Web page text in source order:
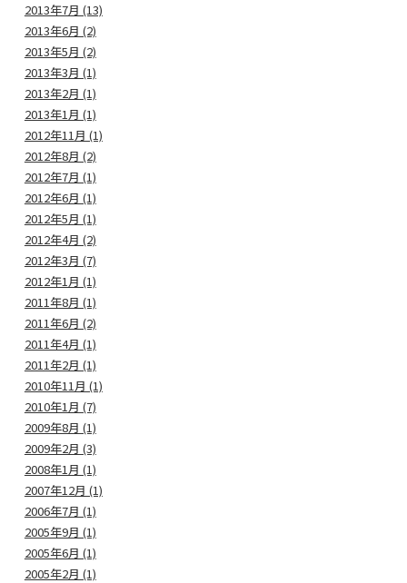
2013年7月 (13)
2013年6月 (2)
2013年5月 (2)
2013年3月 (1)
2013年2月 (1)
2013年1月 (1)
2012年11月 (1)
2012年8月 (2)
2012年7月 (1)
2012年6月 (1)
2012年5月 (1)
2012年4月 (2)
2012年3月 (7)
2012年1月 (1)
2011年8月 (1)
2011年6月 (2)
2011年4月 (1)
2011年2月 (1)
2010年11月 (1)
2010年1月 (7)
2009年8月 (1)
2009年2月 (3)
2008年1月 (1)
2007年12月 (1)
2006年7月 (1)
2005年9月 (1)
2005年6月 (1)
2005年2月 (1)